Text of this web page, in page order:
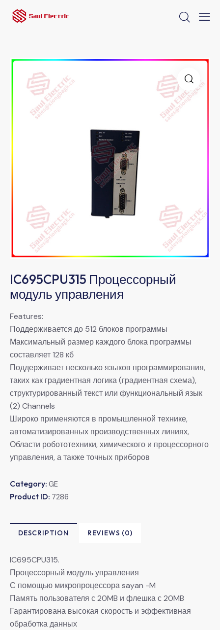
IC695CPU315 Процессорный
модуль управления
Features:
Поддерживается до 512 блоков программы
Максимальный размер каждого блока программы
составляет 128 кб
Поддерживает несколько языков программирования,
таких как градиентная логика (градиентная схема),
структурированный текст или функциональный язык
(2) Channels
Широко применяются в промышленной технике,
автоматизированных производственных линиях,
Области робототехники, химического и процессорного
управления, а также точных приборов
Category: GE
Product ID: 7286
DESCRIPTION REVIEWS (0)
IC695CPU315.
Процессорный модуль управления
С помощью микропроцессора sayan -M
Память пользователя с 20MB и флешка с 20MB
Гарантирована высокая скорость и эффективная
обработка данных